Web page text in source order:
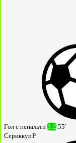
Гол с пенальти 3:2 55'
Сериккул Р